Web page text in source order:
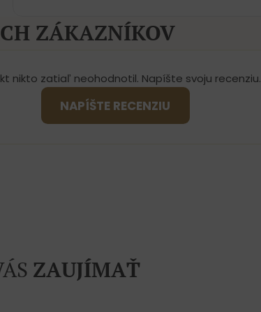
ZÁKAZNÍKOV
nikto zatiaľ neohodnotil. Napíšte svoju recenziu.
NAPÍŠTE RECENZIU
ZAUJÍMAŤ